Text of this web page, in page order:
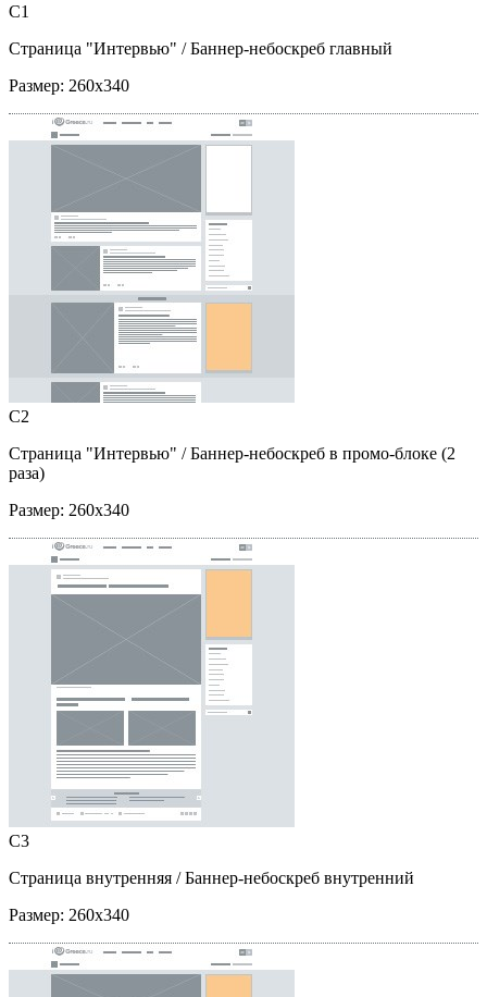
C1
Страница "Интервью" / Баннер-небоскреб главный
Размер: 260x340
C2
Страница "Интервью" / Баннер-небоскреб в промо-блоке (2
раза)
Размер: 260x340
C3
Страница внутренняя / Баннер-небоскреб внутренний
Размер: 260x340